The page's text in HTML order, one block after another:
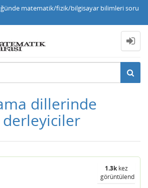
matematik/fizik/bilgisayar bilimleri soru
dillerinde
derleyiciler
1.3kkez
görüntülendi